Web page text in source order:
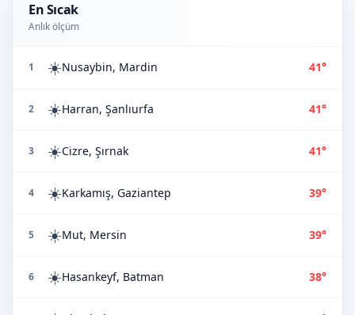
En Sıcak
Anlık ölçüm
1 ☀️Nusaybin, Mardin 41°
2 ☀️Harran, Şanlıurfa 41°
3 ☀️Cizre, Şırnak 41°
4 ☀️Karkamış, Gaziantep 39°
5 ☀️Mut, Mersin 39°
6 ☀️Hasankeyf, Batman 38°